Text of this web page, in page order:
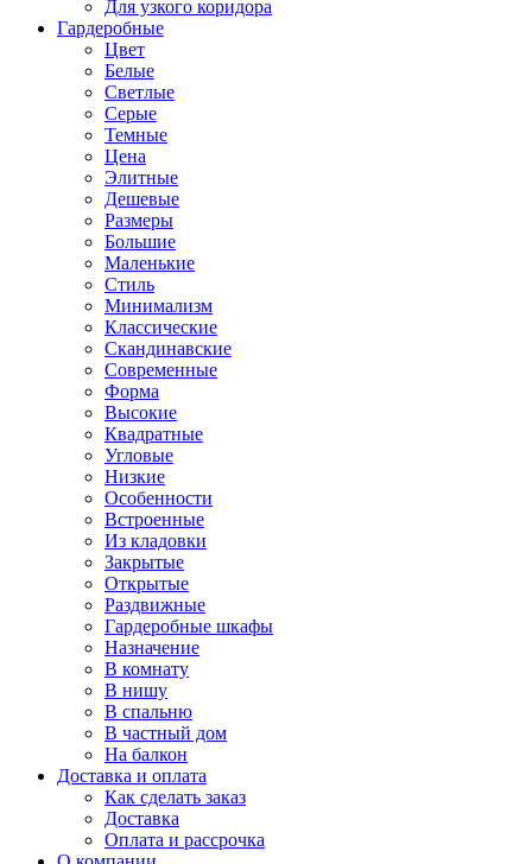
Для узкого коридора
Гардеробные
Цвет
Белые
Светлые
Серые
Темные
Цена
Элитные
Дешевые
Размеры
Большие
Маленькие
Стиль
Минимализм
Классические
Скандинавские
Современные
Форма
Высокие
Квадратные
Угловые
Низкие
Особенности
Встроенные
Из кладовки
Закрытые
Открытые
Раздвижные
Гардеробные шкафы
Назначение
В комнату
В нишу
В спальню
В частный дом
На балкон
Доставка и оплата
Как сделать заказ
Доставка
Оплата и рассрочка